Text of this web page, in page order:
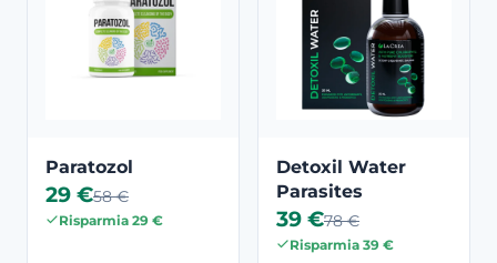
Paratozol
29 €58 €
Risparmia 29 €
Detoxil Water
Parasites
39 €78 €
Risparmia 39 €